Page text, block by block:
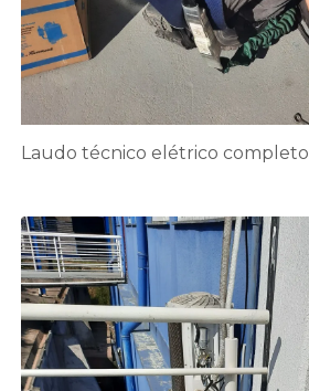
Laudo técnico elétrico completo